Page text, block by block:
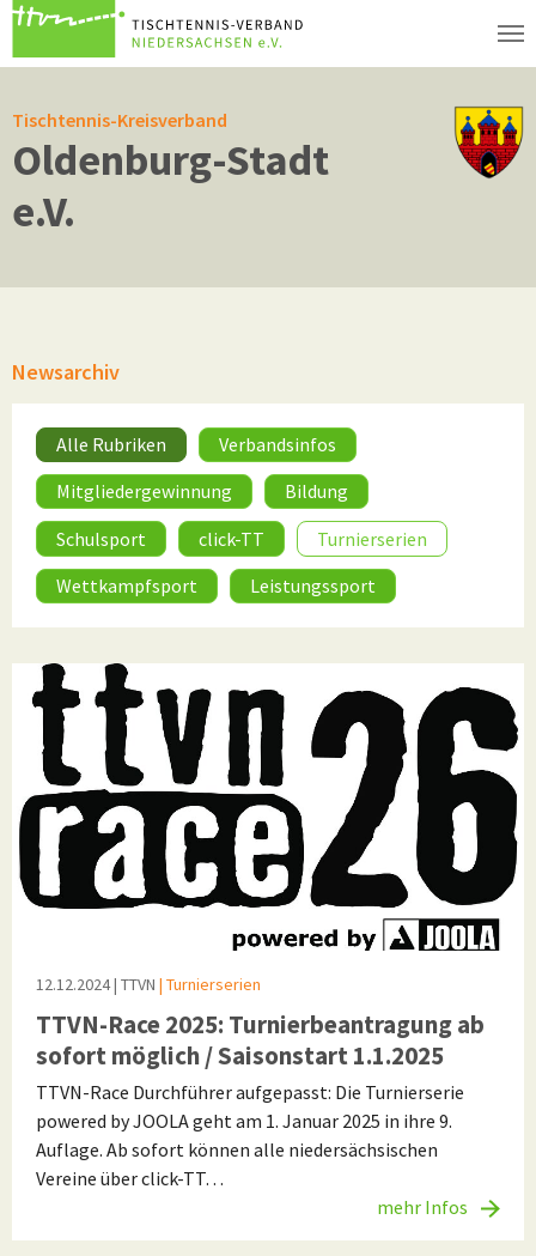
Tischtennis-Kreisverband
Oldenburg-Stadt
e.V.
Newsarchiv
Alle Rubriken
Verbandsinfos
Mitgliedergewinnung
Bildung
Schulsport
click-TT
Turnierserien
Wettkampfsport
Leistungssport
12.12.2024| TTVN | Turnierserien
TTVN-Race 2025: Turnierbeantragung ab
sofort möglich / Saisonstart 1.1.2025
TTVN-Race Durchführer aufgepasst: Die Turnierserie
powered by JOOLA geht am 1. Januar 2025 in ihre 9.
Auflage. Ab sofort können alle niedersächsischen
Vereine über click-TT…
mehr Infos